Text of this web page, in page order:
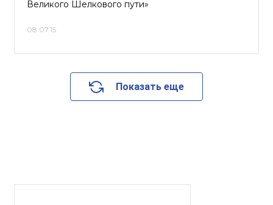
Великого Шелкового пути»
08.07.15
Показать еще